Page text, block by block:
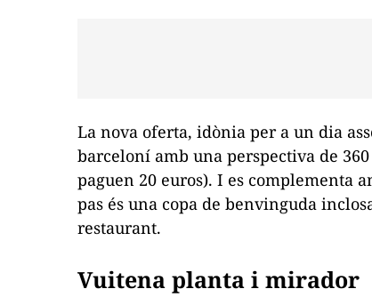
La nova oferta, idònia per a un dia
barceloní amb una perspectiva de 360
paguen 20 euros). I es complementa
pas és una copa de benvinguda
restaurant.
Vuitena planta i mirador